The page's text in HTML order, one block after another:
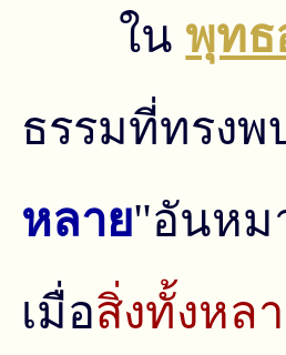
ใน พุทธ
ธรรมที่ทรงพ
หลาย"อันหม
เมื่อสิ่งทั้งหล